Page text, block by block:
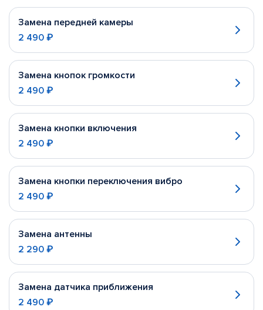
Замена передней камеры
2 490 ₽
Замена кнопок громкости
2 490 ₽
Замена кнопки включения
2 490 ₽
Замена кнопки переключения вибро
2 490 ₽
Замена антенны
2 290 ₽
Замена датчика приближения
2 490 ₽